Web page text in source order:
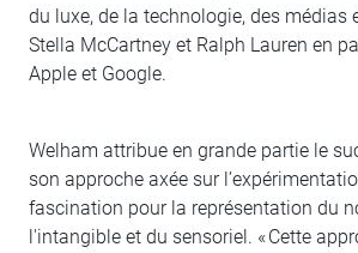
du luxe, de la technologie, des médias
Stella McCartney et Ralph Lauren en
Apple et Google.
Welham attribue en grande partie le
son approche axée sur
fascination pour la représentation du
l'intangible et du sensoriel. « Cette